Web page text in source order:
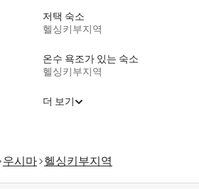
저택 숙소
헬싱키부지역
온수 욕조가 있는 숙소
헬싱키부지역
더 보기
우시마 헬싱키부지역